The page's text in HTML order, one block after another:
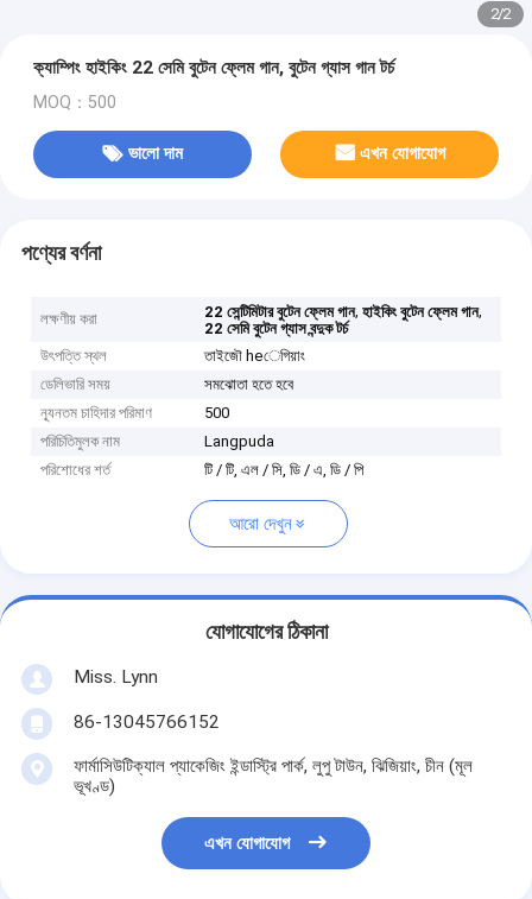
2/2
ক্যাম্পিং হাইকিং 22 সেমি বুটেন ফ্লেম গান, বুটেন গ্যাস গান টর্চ
MOQ：500
ভালো দাম এখন যোগাযোগ
পণ্যের বর্ণনা
লক্ষণীয় করা 22 সেন্টিমিটার বুটেন ফ্লেম গান,হাইকিং বুটেন ফ্লেম গান,
22 সেমি বুটেন গ্যাস বন্দুক টর্চ
উৎপত্তি স্থল
তাইজৌ heেগিয়াং
ডেলিভারি সময়
সমঝোতা হতে হবে
ন্যূনতম চাহিদার পরিমাণ
500
পরিচিতিমুলক নাম
Langpuda
পরিশোধের শর্ত
টি / টি, এল / সি, ডি / এ, ডি / পি
আরো দেখুন
যোগাযোগের ঠিকানা
Miss. Lynn
86-13045766152
ফার্মাসিউটিক্যাল প্যাকেজিং ইন্ডাস্ট্রি পার্ক, লুপু টাউন, ঝিজিয়াং, চীন (মূল
ভূখণ্ড)
এখন যোগাযোগ